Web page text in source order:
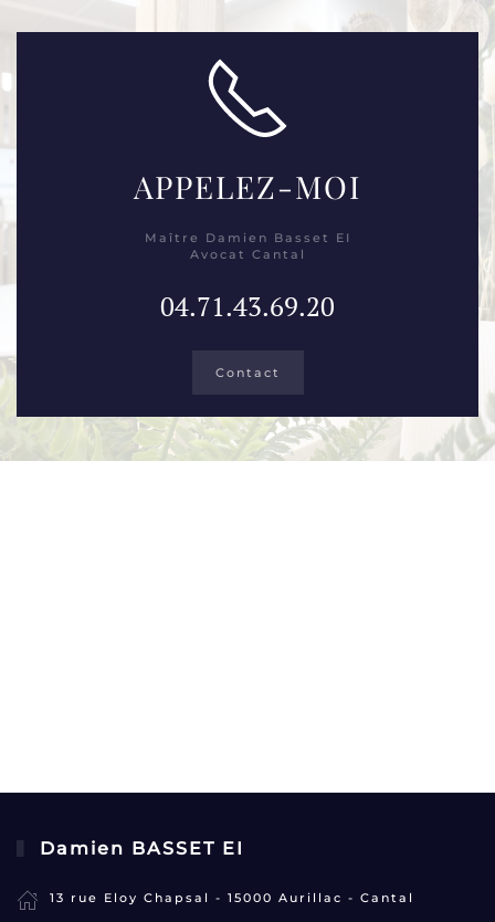
APPELEZ-MOI
Maître Damien Basset EI
Avocat Cantal
04.71.43.69.20
Contact
Damien BASSET EI
13 rue Eloy Chapsal - 15000 Aurillac - Cantal